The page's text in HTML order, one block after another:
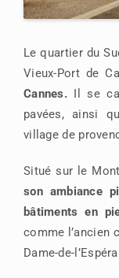
Le quartier du
Vieux-Port de
Cannes. Il se
pavées, ainsi
village de
Situé sur le
son ambiance
bâtiments en
comme l’ancien
Dame-de-